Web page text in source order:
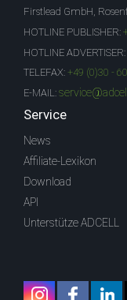
Firstlead GmbH,
HOTLINE PUBLISHER:
HOTLINE ADVERTISER:
TELEFAX: +49 (0)30 -
E-MAIL:
Service
News
Affiliate-Lexikon
Download
API
Unterstütze ADCELL